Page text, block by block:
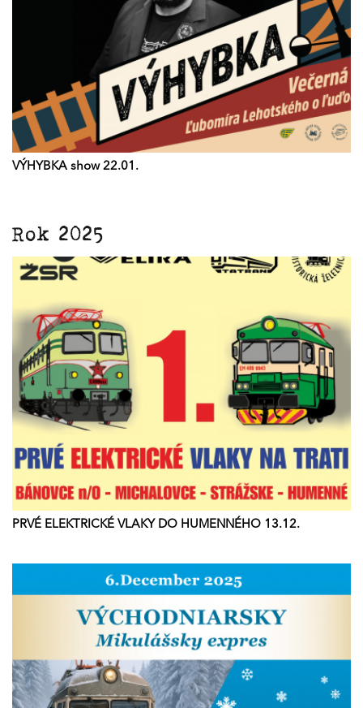
VÝHYBKA show 22.01.
Rok 2025
PRVÉ ELEKTRICKÉ VLAKY DO HUMENNÉHO 13.12.